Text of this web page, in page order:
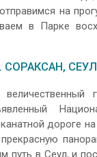
на
в Парке
СОРАКСАН, СЕУЛ
дороге
путь в Сеул, и